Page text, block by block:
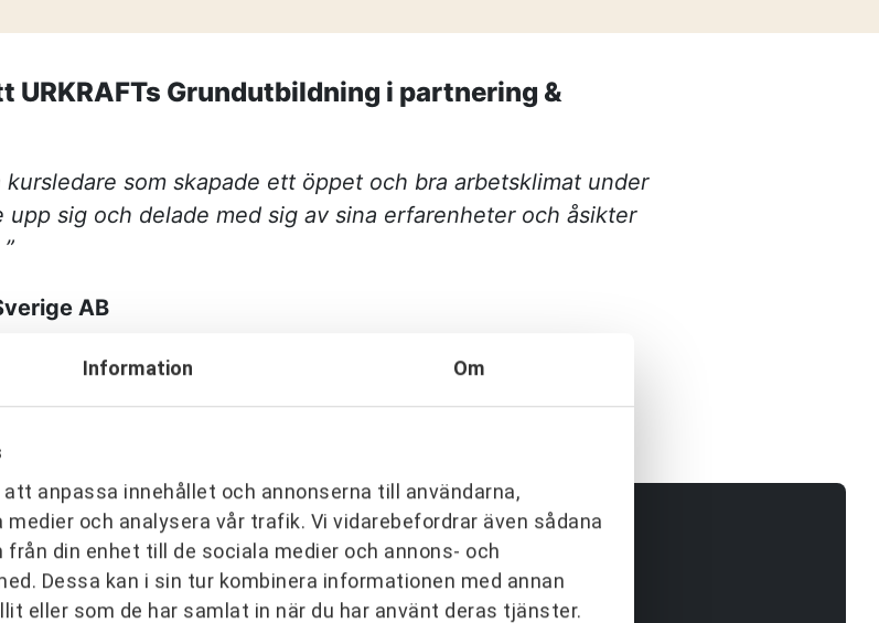
Information Om
anpassa innehållet och annonserna till användarna,
och analysera vår trafik. Vi vidarebefordrar även sådana
din enhet till de sociala medier och annons- och
Dessa kan i sin tur kombinera informationen med annan
eller som de har samlat in när du har använt deras tjänster.
i produktion
Drottninggatan 6
541 31 Skövde
0500-48 14 44
info@urkraft.com
URKRAFTs Grundutbildning i partnering &
som skapade ett öppet och bra arbetsklimat under
sig och delade med sig av sina erfarenheter och åsikter
AB
över hela Sverige.